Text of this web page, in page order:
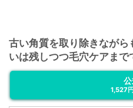
古い角質を取り除きなが
いは残しつつ毛穴ケアまで
1,527